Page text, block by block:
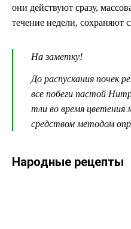
они действуют сразу,
течение недели, сохраняют
На заметку!
До распускания почек
все побеги пастой
тли во время
средством методом
Народные рецепты